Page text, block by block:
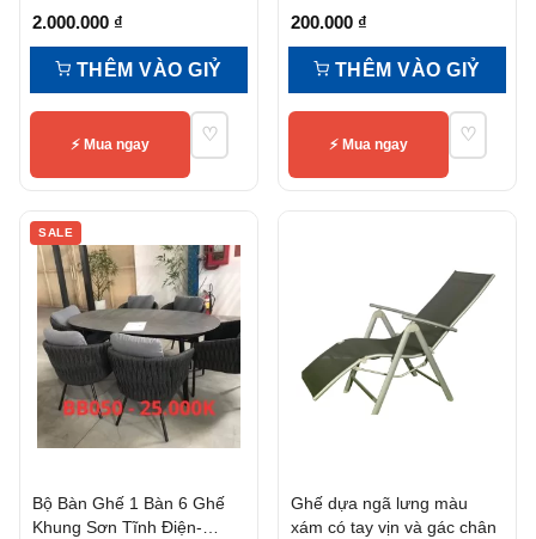
2.000.000 ₫
THÊM VÀO GIỶ
⚡ Mua ngay ♡
Tiện Nghi
200.000 ₫
THÊM VÀO GIỶ
⚡ Mua ngay ♡
SALE
Bộ Bàn Ghế 1 Bàn 6 Ghế
Khung Sơn Tĩnh Điện-
Ghế dựa ngã lưng màu
xám có tay vịn và gác chân